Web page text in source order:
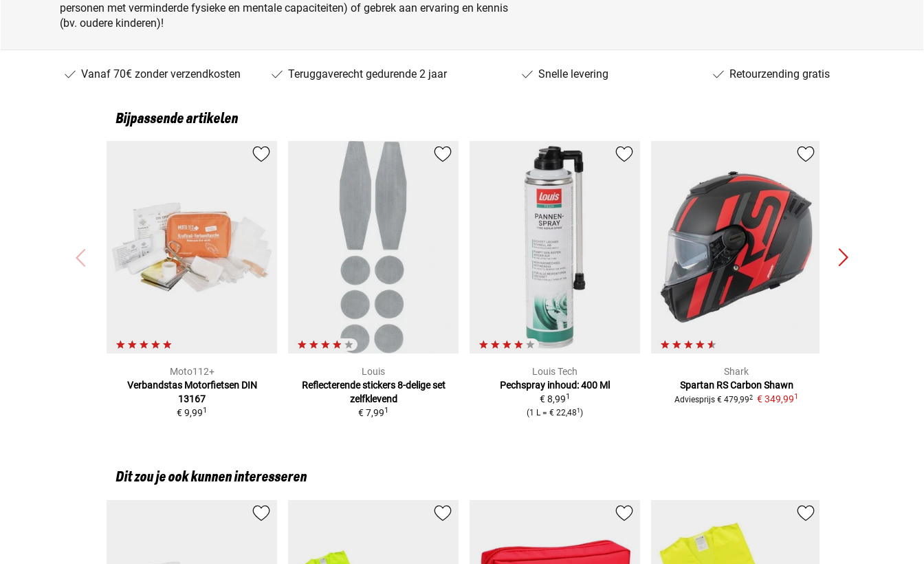
personen met verminderde fysieke en mentale capaciteiten) of gebrek aan ervaring en kennis
(bv. oudere kinderen)!
Vanaf 70€ zonder verzendkosten Teruggaverecht gedurende 2 jaar Snelle levering Retourzending gratis
Bijpassende artikelen
Moto112+
Verbandstas Motorfietsen DIN
13167
€ 9,991
Louis
Reflecterende stickers 8-delige set
zelfklevend
€ 7,991
Louis Tech
Pechspray inhoud: 400 Ml
€ 8,991
(1 L= € 22,481 )
Shark
Spartan RS Carbon Shawn
Adviesprijs € 479,992 € 349,991
Dit zou je ook kunnen interesseren